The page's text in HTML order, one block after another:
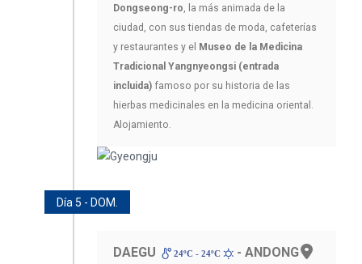
Dongseong-ro, la más animada de la
ciudad, con sus tiendas de moda, cafeterías
y restaurantes y el Museo de la Medicina
Tradicional Yangnyeongsi (entrada
incluida) famoso por su historia de las
hierbas medicinales en la medicina oriental.
Alojamiento.
Día 5 - DOM.
DAEGU 24ºC - 24ºC - ANDONG